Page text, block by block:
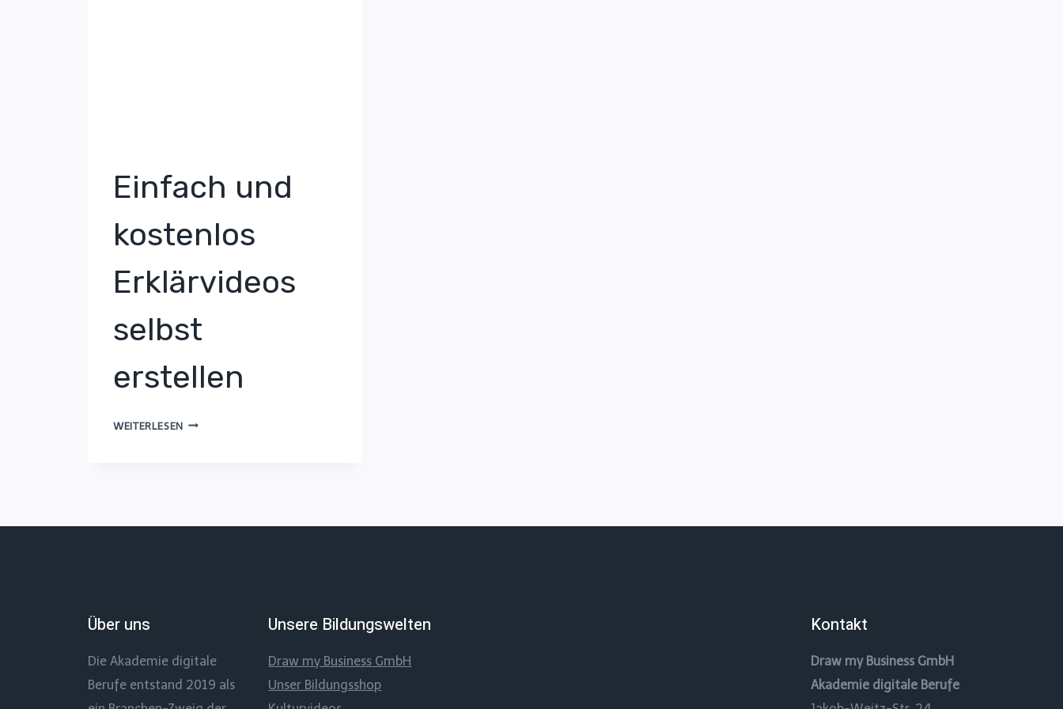
Einfach und
kostenlos
Erklärvideos
selbst
erstellen
WEITERLESEN EINFACH
Über uns
Die Akademie digitale
Berufe entstand 2019 als
Unsere Bildungswelten
Draw my Business GmbH
Unser Bildungsshop
Kontakt
Draw my Business GmbH
Akademie digitale Berufe